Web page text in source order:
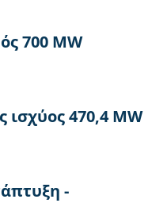
700 MW
ισχύος 470,4 MW
-